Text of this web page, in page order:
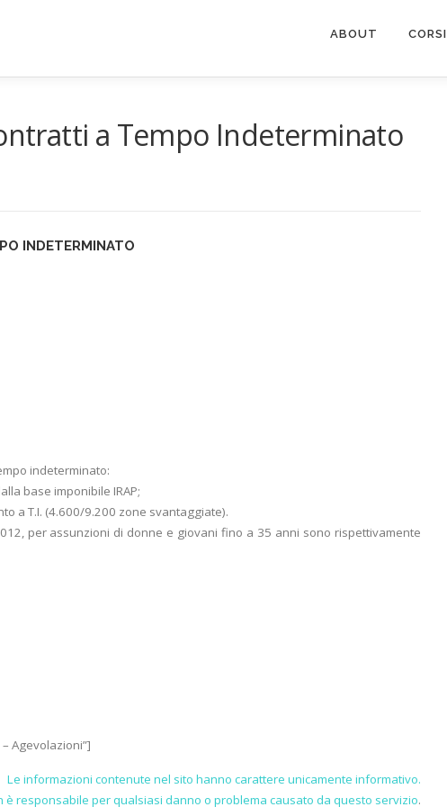
ABOUT CORSI
a Tempo Indeterminato
INDETERMINATO
indeterminato:
base imponibile IRAP;
a T.I. (4.600/9.200 zone svantaggiate).
per assunzioni di donne e giovani fino a 35 anni sono rispettivamente
Agevolazioni”]
Le informazioni contenute nel sito hanno carattere unicamente informativo.
è responsabile per qualsiasi danno o problema causato da questo servizio.